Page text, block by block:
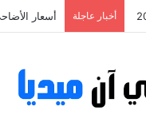
أخبار عاجلة أسعار الأضاحي